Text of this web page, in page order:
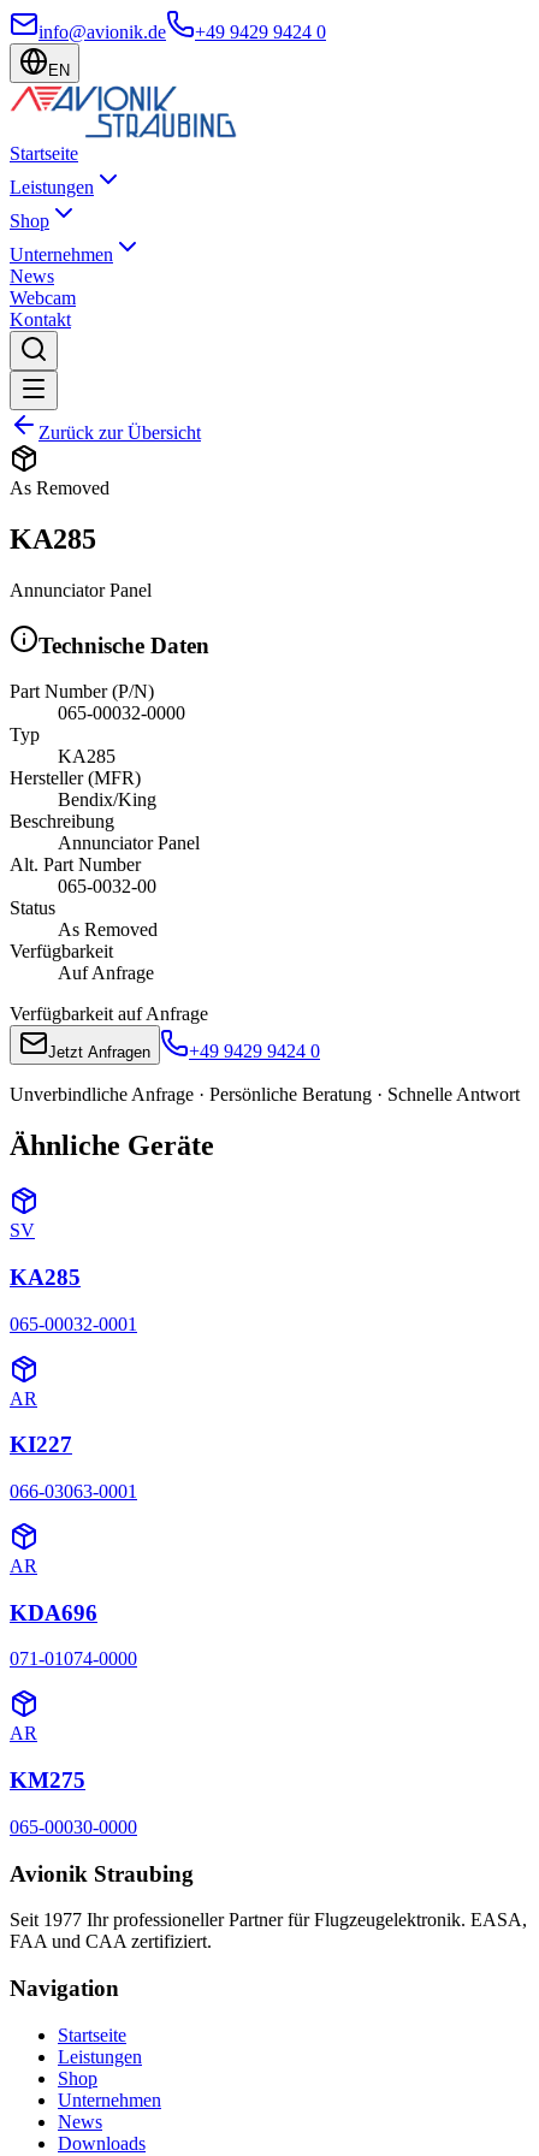
info@avionik.de +49 9429 9424 0
EN
Startseite
Leistungen
Shop
Unternehmen
News
Webcam
Kontakt
Zurück zur Übersicht
As Removed
KA285
Annunciator Panel
Technische Daten
Part Number (P/N)
065-00032-0000
Typ
KA285
Hersteller (MFR)
Bendix/King
Beschreibung
Annunciator Panel
Alt. Part Number
065-0032-00
Status
As Removed
Verfügbarkeit
Auf Anfrage
Verfügbarkeit auf Anfrage
Jetzt Anfragen +49 9429 9424 0
Unverbindliche Anfrage · Persönliche Beratung · Schnelle Antwort
Ähnliche Geräte
SV
KA285
065-00032-0001
AR
KI227
066-03063-0001
AR
KDA696
071-01074-0000
AR
KM275
065-00030-0000
Avionik Straubing
Seit 1977 Ihr professioneller Partner für Flugzeugelektronik. EASA,
FAA und CAA zertifiziert.
Navigation
Startseite
Leistungen
Shop
Unternehmen
News
Downloads